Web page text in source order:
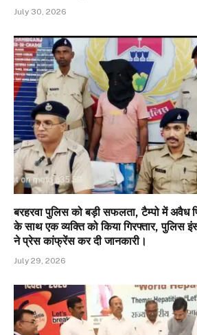
July 30, 2026
बरहरवा पुलिस को बड़ी सफलता, टैम्पो में अवैध
के साथ एक व्यक्ति को किया गिरफ्तार, पुलिस
ने प्रेस कांफ्रेंस कर दी जानकारी।
July 29, 2026